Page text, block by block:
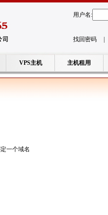
用户名:
找回密码
VPS主机 主机租用
一个域名